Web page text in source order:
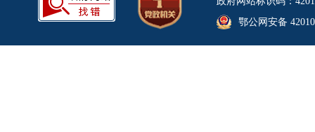
鄂公网安备